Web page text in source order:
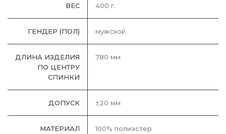
ВЕС 400 г.
ГЕНДЕР (ПОЛ) мужской
ДЛИНА ИЗДЕЛИЯ
ПО ЦЕНТРУ
СПИНКИ
780 мм
ДОПУСК ±20 мм
МАТЕРИАЛ
100% полиэстер